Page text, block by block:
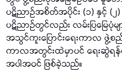
ပဋိညာဉ်အစိတ်အပိုင်း (၁) နှင့် (
ပဋိညာဉ်တွင်လည်း လမ်းပြမြေပုံ
အသွင်ကူးပြောင်းရေးကာလ ဖွဲ့
ကာလအတွင်းထဲမှာပင် ရေးဆွဲရန်
အပါအဝင် ဖြစ်ခဲ့သည်။